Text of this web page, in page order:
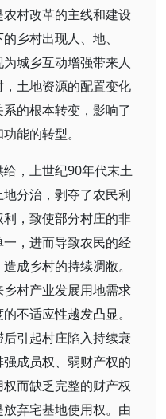
村改革的主线和建设
乡村出现人、地、
城乡互动增强带来人
土地资源的配置变化
的根本转变，影响了
能的转型。
，上世纪90年代末土
分治，剥夺了农民利
，致使部分村庄的非
，进而导致农民的经
成乡村的持续凋敝。
村产业发展用地需求
不适应性越发凸显。
引起村庄陷入持续衰
成员权、弱财产权的
而缺乏完整的财产权
弃宅基地使用权。由